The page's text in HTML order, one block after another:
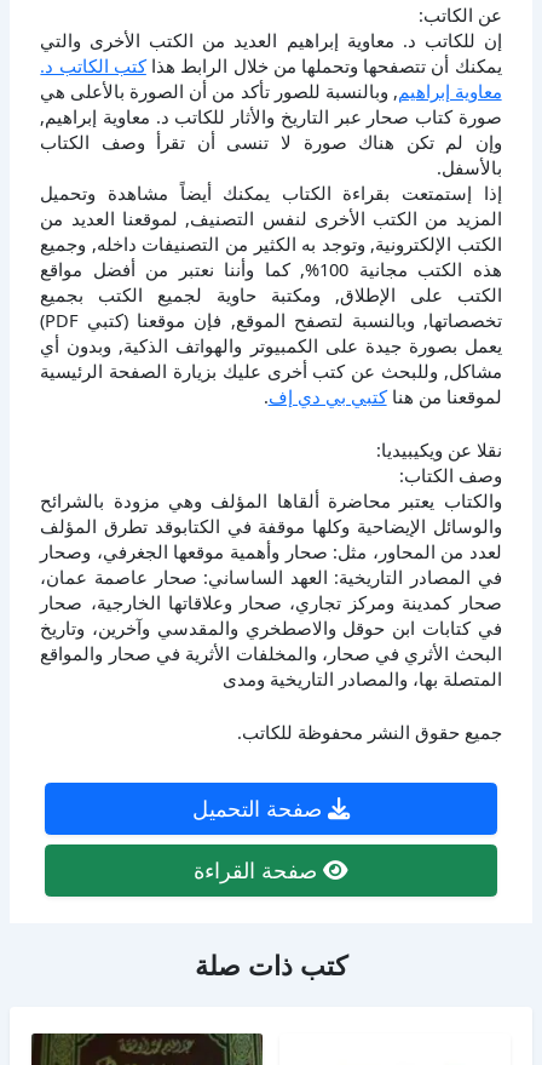
عن الكاتب:
إن للكاتب د. معاوية إبراهيم العديد من الكتب الأخرى والتي
يمكنك أن تتصفحها وتحملها من خلال الرابط هذاكتب الكاتب د.
معاوية إبراهيم, وبالنسبة للصور تأكد من أن الصورة بالأعلى هي
صورة كتاب صحار عبر التاريخ والأثار للكاتب د. معاوية إبراهيم,
وإن لم تكن هناك صورة لا تنسى أن تقرأ وصف الكتاب
بالأسفل.
إذا إستمتعت بقراءة الكتاب يمكنك أيضاً مشاهدة وتحميل
المزيد من الكتب الأخرى لنفس التصنيف, لموقعنا العديد من
الكتب الإلكترونية, وتوجد به الكثير من التصنيفات داخله, وجميع
هذه الكتب مجانية 100%, كما وأننا نعتبر من أفضل مواقع
الكتب على الإطلاق, ومكتبة حاوية لجميع الكتب بجميع
تخصصاتها, وبالنسبة لتصفح الموقع, فإن موقعنا (كتبي PDF)
يعمل بصورة جيدة على الكمبيوتر والهواتف الذكية, وبدون أي
مشاكل, وللبحث عن كتب أخرى عليك بزيارة الصفحة الرئيسية
لموقعنا من هناكتبي بي دي إف.
نقلا عن ويكيبيديا:
وصف الكتاب:
والكتاب يعتبر محاضرة ألقاها المؤلف وهي مزودة بالشرائح
والوسائل الإيضاحية وكلها موقفة في الكتابوقد تطرق المؤلف
لعدد من المحاور، مثل: صحار وأهمية موقعها الجغرفي، وصحار
في المصادر التاريخية: العهد الساساني: صحار عاصمة عمان،
صحار كمدينة ومركز تجاري، صحار وعلاقاتها الخارجية، صحار
في كتابات ابن حوقل والاصطخري والمقدسي وآخرين، وتاريخ
البحث الأثري في صحار، والمخلفات الأثرية في صحار والمواقع
المتصلة بها، والمصادر التاريخية ومدى
جميع حقوق النشر محفوظة للكاتب.
صفحة التحميل
صفحة القراءة
كتب ذات صلة